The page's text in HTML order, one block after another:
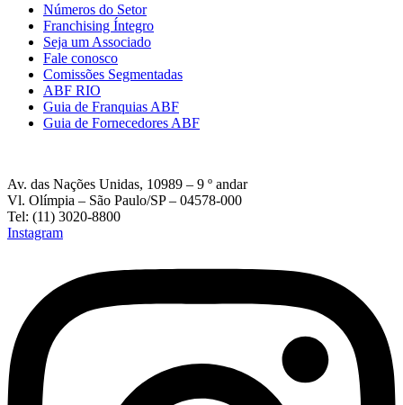
Números do Setor
Franchising Íntegro
Seja um Associado
Fale conosco
Comissões Segmentadas
ABF RIO
Guia de Franquias ABF
Guia de Fornecedores ABF
Av. das Nações Unidas, 10989 – 9 º andar
Vl. Olímpia – São Paulo/SP – 04578-000
Tel: (11) 3020-8800
Instagram